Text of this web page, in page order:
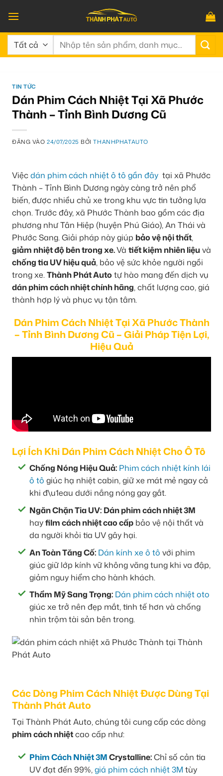
qua
nội
dung
Tìm
TIN TỨC
Dán Phim Cách Nhiệt Tại Xã Phước
Thành – Tỉnh Bình Dương Cũ
ĐĂNG VÀO24/07/2025 BỞITHANHPHATAUTO
Việcdán phim cách nhiệt ô tô gần đây tại xã Phước
Thành – Tỉnh Bình Dương ngày càng trở nên phổ
biến, được nhiều chủ xe trong khu vực tin tưởng lựa
chọn. Trước đây, xã Phước Thành bao gồm các địa
phương như Tân Hiệp (huyện Phú Giáo), An Thái và
Phước Sang. Giải pháp này giúp bảo vệ nội thất,
giảm nhiệt độ bên trong xe.Và tiết kiệm nhiên liệu và
chống tia UV hiệu quả, bảo vệ sức khỏe người ngồi
trong xe.Thành Phát Auto tự hào mang đến dịch vụ
dán phim cách nhiệt chính hãng, chất lượng cao, giá
thành hợp lý và phục vụ tận tâm.
Dán Phim Cách Nhiệt Tại Xã Phước Thành
– Tỉnh Bình Dương Cũ – Giải Pháp Tiện Lợi,
Hiệu Quả
Lợi Ích Khi Dán Phim Cách Nhiệt Cho Ô Tô
Chống Nóng Hiệu Quả: Phim cách nhiệt kính lái
ô tô giúc hạ nhiệt cabin, giữ xe mát mẻ ngay cả
khi đ\u1eau dưới nắng nóng gay gắt.
Ngăn Chặn Tia UV: Dán phim cách nhiệt 3M
hayfilm cách nhiệt cao cấp bảo vệ nội thất và
da người khỏi tia UV gây hại.
An Toàn Tăng Cố: Dán kính xe ô tô với phim
giúc giữ lớp kính vữ không văng tung khi va đập,
giảm nguy hiểm cho hành khách.
Thẩm Mỹ Sang Trọng: Dán phim cách nhiệt oto
giúc xe trở nên đẹp mắt, tinh tế hơn và chống
nhìn trộm tài sản bên trong.
Các Dòng Phim Cách Nhiệt Được Dùng Tại
Thành Phát Auto
Tại Thành Phát Auto, chúng tôi cung cấp các dòng
phim cách nhiệtcao cấp như:
Phim Cách Nhiệt 3MCrystalline:Chỉ số cản tia
UV đạt đến 99%,giá phim cách nhiệt 3M tùy